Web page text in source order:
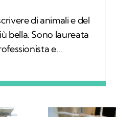
di animali e del
bella. Sono laureata
e
scimmia